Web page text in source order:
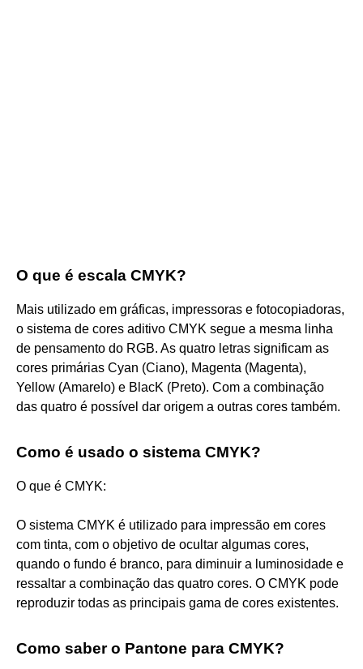
O que é escala CMYK?
Mais utilizado em gráficas, impressoras e fotocopiadoras,
o sistema de cores aditivo CMYK segue a mesma linha
de pensamento do RGB. As quatro letras significam as
cores primárias Cyan (Ciano), Magenta (Magenta),
Yellow (Amarelo) e BlacK (Preto). Com a combinação
das quatro é possível dar origem a outras cores também.
Como é usado o sistema CMYK?
O que é CMYK:
O sistema CMYK é utilizado para impressão em cores
com tinta, com o objetivo de ocultar algumas cores,
quando o fundo é branco, para diminuir a luminosidade e
ressaltar a combinação das quatro cores. O CMYK pode
reproduzir todas as principais gama de cores existentes.
Como saber o Pantone para CMYK?